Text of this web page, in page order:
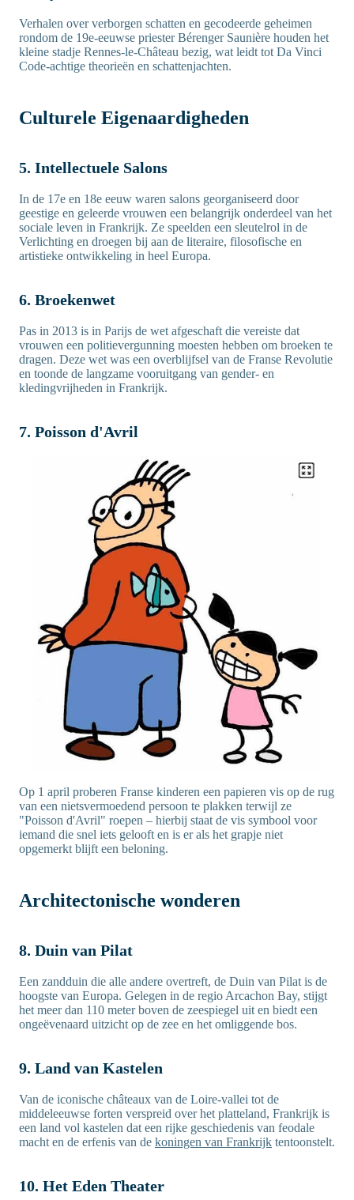
Verhalen over verborgen schatten en gecodeerde geheimen
rondom de 19e-eeuwse priester Bérenger Saunière houden het
kleine stadje Rennes-le-Château bezig, wat leidt tot Da Vinci
Code-achtige theorieën en schattenjachten.
Culturele Eigenaardigheden
5. Intellectuele Salons
In de 17e en 18e eeuw waren salons georganiseerd door
geestige en geleerde vrouwen een belangrijk onderdeel van het
sociale leven in Frankrijk. Ze speelden een sleutelrol in de
Verlichting en droegen bij aan de literaire, filosofische en
artistieke ontwikkeling in heel Europa.
6. Broekenwet
Pas in 2013 is in Parijs de wet afgeschaft die vereiste dat
vrouwen een politievergunning moesten hebben om broeken te
dragen. Deze wet was een overblijfsel van de Franse Revolutie
en toonde de langzame vooruitgang van gender- en
kledingvrijheden in Frankrijk.
7. Poisson d'Avril
Op 1 april proberen Franse kinderen een papieren vis op de rug
van een nietsvermoedend persoon te plakken terwijl ze
"Poisson d'Avril" roepen – hierbij staat de vis symbool voor
iemand die snel iets gelooft en is er als het grapje niet
opgemerkt blijft een beloning.
Architectonische wonderen
8. Duin van Pilat
Een zandduin die alle andere overtreft, de Duin van Pilat is de
hoogste van Europa. Gelegen in de regio Arcachon Bay, stijgt
het meer dan 110 meter boven de zeespiegel uit en biedt een
ongeëvenaard uitzicht op de zee en het omliggende bos.
9. Land van Kastelen
Van de iconische châteaux van de Loire-vallei tot de
middeleeuwse forten verspreid over het platteland, Frankrijk is
een land vol kastelen dat een rijke geschiedenis van feodale
macht en de erfenis van de koningen van Frankrijk tentoonstelt.
10. Het Eden Theater